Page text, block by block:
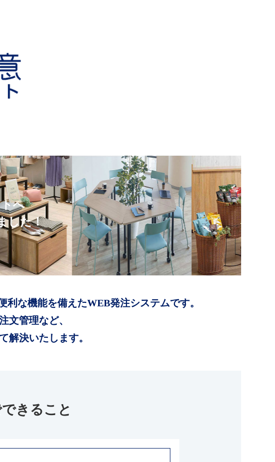
へ
した！
利な機能を備えたWEB発注システムです。
文管理など、
解決いたします。
きること